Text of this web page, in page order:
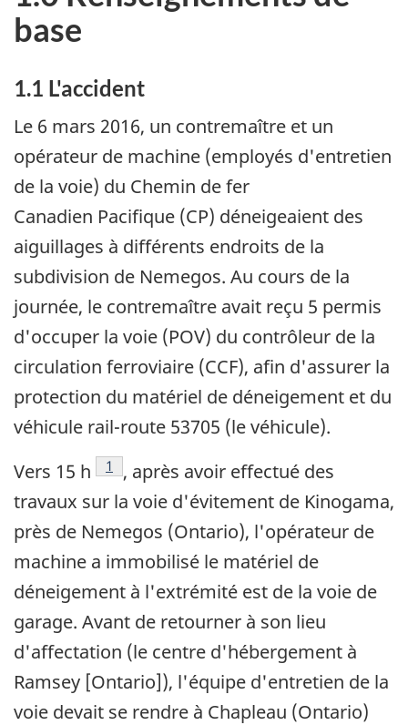
base
1.1 L'accident
Le 6 mars 2016, un contremaître et un
opérateur de machine (employés d'entretien
de la voie) du Chemin de fer
Canadien Pacifique (CP) déneigeaient des
aiguillages à différents endroits de la
subdivision de Nemegos. Au cours de la
journée, le contremaître avait reçu 5 permis
d'occuper la voie (POV) du contrôleur de la
circulation ferroviaire (CCF), afin d'assurer la
protection du matériel de déneigement et du
véhicule rail-route 53705 (le véhicule).
Vers 15 h
Note de bas de page
1
, après avoir effectué des
travaux sur la voie d'évitement de Kinogama,
près de Nemegos (Ontario), l'opérateur de
machine a immobilisé le matériel de
déneigement à l'extrémité est de la voie de
garage. Avant de retourner à son lieu
d'affectation (le centre d'hébergement à
Ramsey [Ontario]), l'équipe d'entretien de la
voie devait se rendre à Chapleau (Ontario)